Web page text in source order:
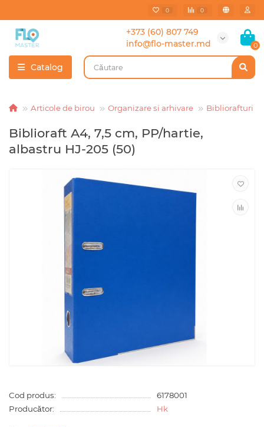
0 0
+373 (60) 807 749
info@flo-master.md
0
Catalog
Articole de birou Organizare si arhivare Bibliorafturi
Biblioraft A4, 7,5 cm, PP/hartie,
albastru HJ-205 (50)
Cod produs:
6178001
Producător:
Hk